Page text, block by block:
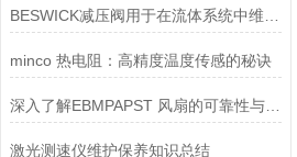
minco 热电阻：高精度温度传感的秘诀
深入了解EBMPAPST 风扇的可靠性与耐用性
激光测速仪维护保养知识总结